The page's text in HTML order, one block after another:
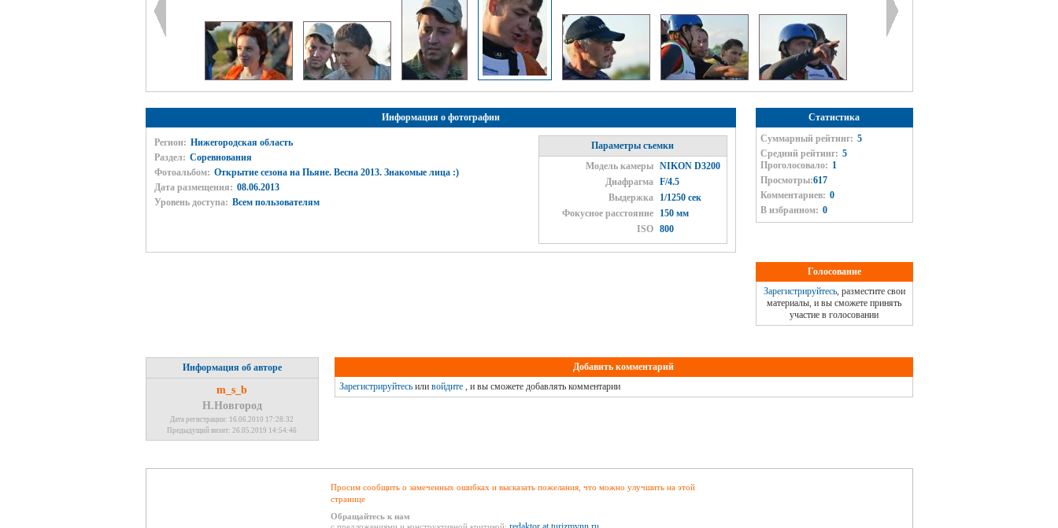
Информация о фотографии
Регион: Нижегородская область
Раздел: Соревнования
Фотоальбом: Открытие сезона на Пьяне. Весна 2013. Знакомые лица :)
Дата размещения: 08.06.2013
Уровень доступа: Всем пользователям
Параметры съемки
Модель камеры
NIKON D3200
Диафрагма
F/4.5
Выдержка
1/1250 сек
Фокусное расстояние
150 мм
ISO
800
Статистика
Суммарный рейтинг: 5
Средний рейтинг: 5
Проголосовало: 1
Просмотры:617
Комментариев: 0
В избранном: 0
Голосование
Зарегистрируйтесь, разместите свои
материалы, и вы сможете принять
участие в голосовании
Информация об авторе
m_s_b
Н.Новгород
Дата регистрации: 16.06.2010 17:28:32
Предыдущий визит: 26.05.2019 14:54:46
Добавить комментарий
Зарегистрируйтесьили войдите, и вы сможете добавлять комментарии
Просим сообщить о замеченных ошибках и высказать пожелания, что можно улучшить на этой
странице
Обращайтесь к нам